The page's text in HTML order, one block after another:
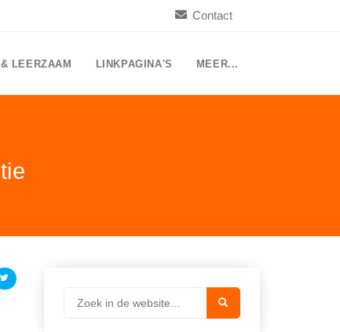
Contact
LEERZAAM LINKPAGINA'S MEER...